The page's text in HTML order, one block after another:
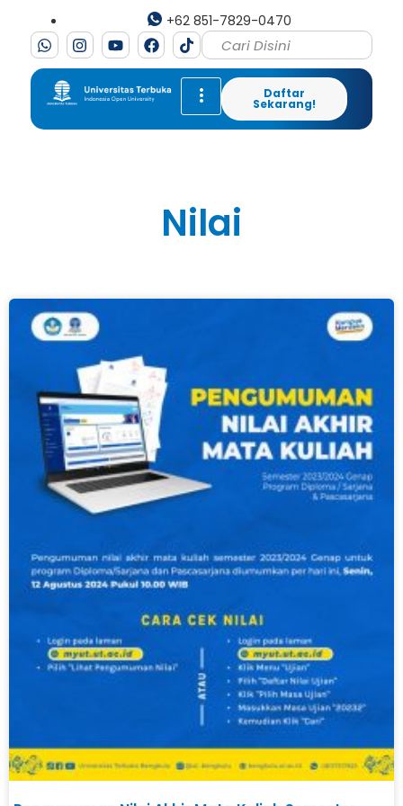
+62 851-7829-0470
Daftar
Sekarang!
Nilai